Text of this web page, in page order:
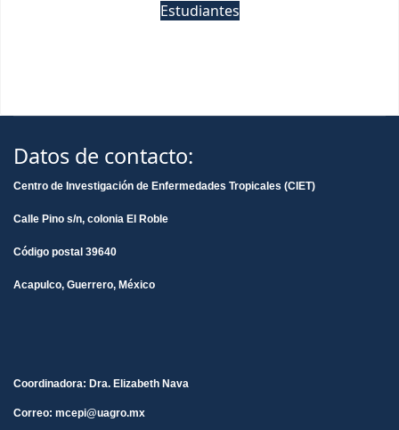
Estudiantes
Datos de contacto:
Centro de Investigación de Enfermedades Tropicales (CIET)
Calle Pino s/n, colonia El Roble
Código postal 39640
Acapulco, Guerrero, México
Coordinadora: Dra. Elizabeth Nava
Correo: mcepi@uagro.mx